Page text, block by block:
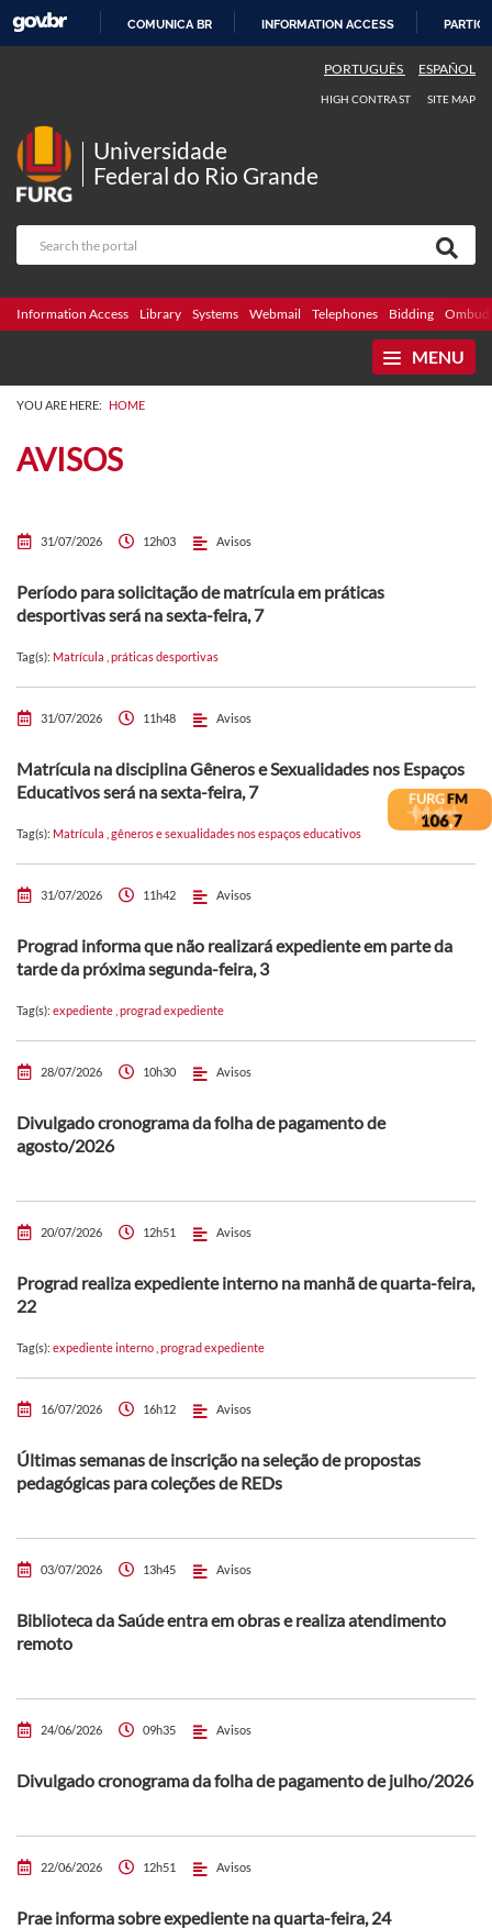
COMUNICA BR INFORMATION ACCESS
PORTUGUÊS ESPAÑOL
HIGH CONTRAST SITE MAP
Universidade
Federal do Rio Grande
Information Access Library Systems Webmail Telephones Bidding
MENU
YOU ARE HERE: HOME
AVISOS
31/07/2026 12h03 Avisos
Período para solicitação de matrícula em práticas
desportivas será na sexta-feira, 7
Tag(s): Matrícula práticas desportivas
31/07/2026 11h48 Avisos
Matrícula na disciplina Gêneros e Sexualidades nos Espaços
Educativos será na sexta-feira, 7
Tag(s): Matrícula gêneros e sexualidades nos espaços educativos
31/07/2026 11h42 Avisos
Prograd informa que não realizará expediente em parte da
tarde da próxima segunda-feira, 3
Tag(s): expediente prograd expediente
28/07/2026 10h30 Avisos
Divulgado cronograma da folha de pagamento de
agosto/2026
20/07/2026 12h51 Avisos
Prograd realiza expediente interno na manhã de quarta-feira,
22
Tag(s): expediente interno prograd expediente
16/07/2026 16h12 Avisos
Últimas semanas de inscrição na seleção de propostas
pedagógicas para coleções de REDs
03/07/2026 13h45 Avisos
Biblioteca da Saúde entra em obras e realiza atendimento
remoto
24/06/2026 09h35 Avisos
Divulgado cronograma da folha de pagamento de julho/2026
22/06/2026 12h51 Avisos
Prae informa sobre expediente na quarta-feira, 24